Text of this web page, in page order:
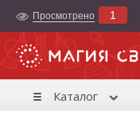
Просмотрено 1
Каталог